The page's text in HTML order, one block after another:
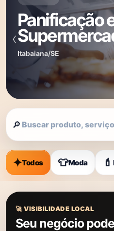
GESSO
Casa do
Aracaju/SE
‹
🔎
✦Todos 👕Moda 💄
🚀 VISIBILIDADE LOCAL
Seu negócio